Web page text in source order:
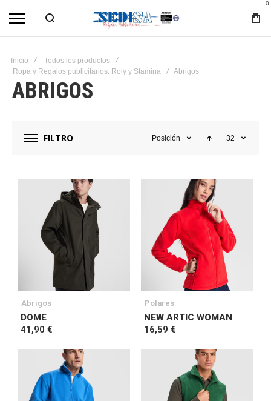
0
Inicio
Todos los productos
Ropa y Regalos publicitarios: Roly y Stamina
Abrigos
ABRIGOS
FILTRO Posición 32
Abrigos
DOME
41,90 €
Polares
NEW ARTIC WOMAN
16,59 €